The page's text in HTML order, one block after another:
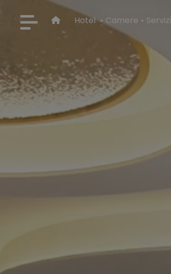
Hotel Camere Servizi